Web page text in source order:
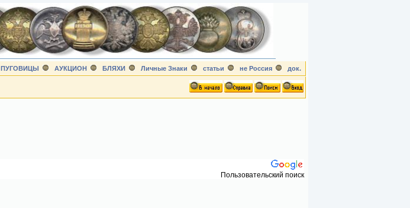
ПУГОВИЦЫ АУКЦИОН БЛЯХИ Личные Знаки статьи не Россия док.
Пользовательский поиск